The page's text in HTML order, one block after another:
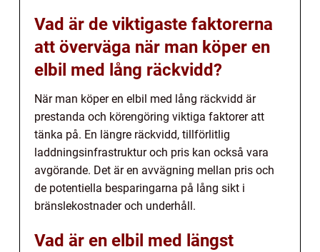
Vad är de viktigaste faktorerna
att överväga när man köper en
elbil med lång räckvidd?
När man köper en elbil med lång räckvidd är
prestanda och körengöring viktiga faktorer att
tänka på. En längre räckvidd, tillförlitlig
laddningsinfrastruktur och pris kan också vara
avgörande. Det är en avvägning mellan pris och
de potentiella besparingarna på lång sikt i
bränslekostnader och underhåll.
Vad är en elbil med längst